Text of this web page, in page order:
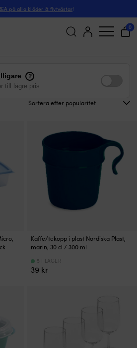
på alla kläder & flytvästar!
0
(776)
?
till lägre pris
Kaffe/tekopp i plast Nordiska Plast,
marin, 30 cl / 300 ml
39 kr
5 I LAGER